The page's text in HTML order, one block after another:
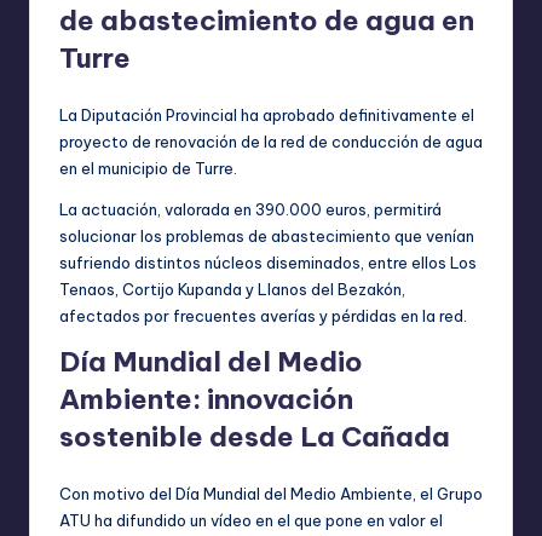
de abastecimiento de agua en
Turre
La Diputación Provincial ha aprobado definitivamente el
proyecto de renovación de la red de conducción de agua
en el municipio de Turre.
La actuación, valorada en 390.000 euros, permitirá
solucionar los problemas de abastecimiento que venían
sufriendo distintos núcleos diseminados, entre ellos Los
Tenaos, Cortijo Kupanda y Llanos del Bezakón,
afectados por frecuentes averías y pérdidas en la red.
Día Mundial del Medio
Ambiente: innovación
sostenible desde La Cañada
Con motivo del Día Mundial del Medio Ambiente, el Grupo
ATU ha difundido un vídeo en el que pone en valor el